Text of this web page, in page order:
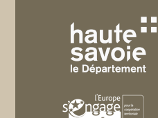
et dans un endroit
pour assurer une
des denrées
surélevé pour
isolation contre
mettre hors de